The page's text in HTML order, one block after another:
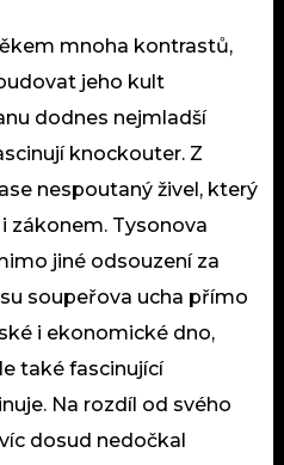
mnoha kontrastů,
jeho kult
dodnes nejmladší
knockouter. Z
nespoutaný živel, který
zákonem. Tysonova
jiné odsouzení za
soupeřova ucha přímo
i ekonomické dno,
také fascinující
Na rozdíl od svého
dosud nedočkal